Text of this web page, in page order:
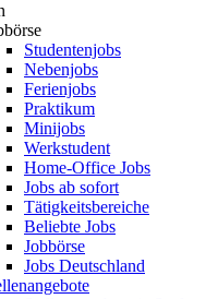
Studentenjobs
Nebenjobs
Ferienjobs
Praktikum
Minijobs
Werkstudent
Home-Office Jobs
Jobs ab sofort
Tätigkeitsbereiche
Beliebte Jobs
Jobbörse
Jobs Deutschland